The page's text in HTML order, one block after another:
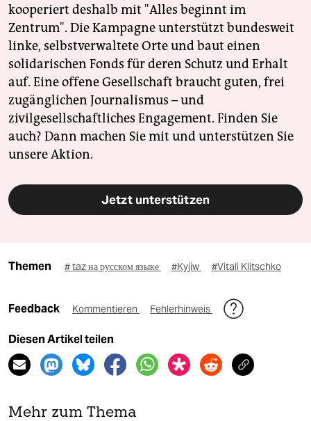
kooperiert deshalb mit "Alles beginnt im
Zentrum". Die Kampagne unterstützt bundesweit
linke, selbstverwaltete Orte und baut einen
solidarischen Fonds für deren Schutz und Erhalt
auf. Eine offene Gesellschaft braucht guten, frei
zugänglichen Journalismus – und
zivilgesellschaftliches Engagement. Finden Sie
auch? Dann machen Sie mit und unterstützen Sie
unsere Aktion.
Jetzt unterstützen
Themen # taz на русском языке #Kyjiw #Vitali Klitschko
Feedback Kommentieren Fehlerhinweis
Diesen Artikel teilen
Mehr zum Thema